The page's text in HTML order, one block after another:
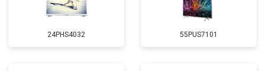
24PHS4032 55PUS7101